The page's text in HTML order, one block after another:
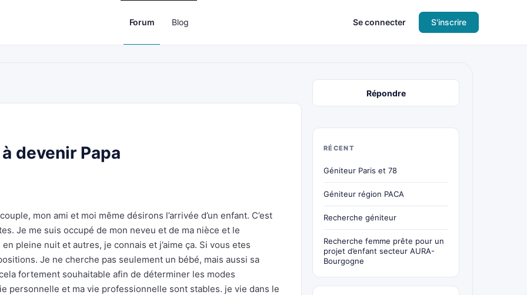
Forum Blog Se connecter S'inscrire
devenir Papa
mon ami et moi même désirons l’arrivée d’un enfant. C’est
Je me suis occupé de mon neveu et de ma nièce et le
pleine nuit et autres, je connais et j’aime ça. Si vous etes
Je ne cherche pas seulement un bébé, mais aussi sa
fortement souhaitable afin de déterminer les modes
personnelle et ma vie professionnelle sont stables. je vie dans le
Répondre
RÉCENT
Géniteur Paris et 78
Géniteur région PACA
Recherche géniteur
Recherche femme prête pour un
projet d’enfant secteur AURA-
Bourgogne